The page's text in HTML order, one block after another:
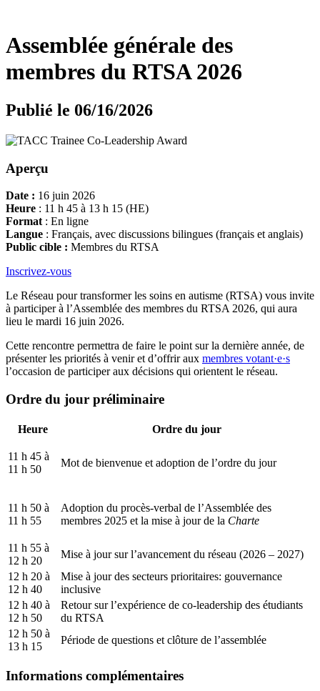
Assemblée générale des
membres du RTSA 2026
Publié le 06/16/2026
Aperçu
Date : 16 juin 2026
Heure : 11 h 45 à 13 h 15 (HE)
Format : En ligne
Langue : Français, avec discussions bilingues (français et anglais)
Public cible : Membres du RTSA
Inscrivez-vous
Le Réseau pour transformer les soins en autisme (RTSA) vous invite
à participer à l’Assemblée des membres du RTSA 2026, qui aura
lieu le mardi 16 juin 2026.
Cette rencontre permettra de faire le point sur la dernière année, de
présenter les priorités à venir et d’offrir aux membres votant·e·s
l’occasion de participer aux décisions qui orientent le réseau.
Ordre du jour préliminaire
Heure Ordre du jour
11 h 45 à
11 h 50
Mot de bienvenue et adoption de l’ordre du jour
11 h 50 à
11 h 55
Adoption du procès-verbal de l’Assemblée des
membres 2025 et la mise à jour de la Charte
11 h 55 à
12 h 20
Mise à jour sur l’avancement du réseau (2026 – 2027)
12 h 20 à
12 h 40
Mise à jour des secteurs prioritaires: gouvernance
inclusive
12 h 40 à
12 h 50
Retour sur l’expérience de co-leadership des étudiants
du RTSA
12 h 50 à
13 h 15
Période de questions et clôture de l’assemblée
Informations complémentaires